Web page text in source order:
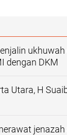
dengan DKM
Utara, H